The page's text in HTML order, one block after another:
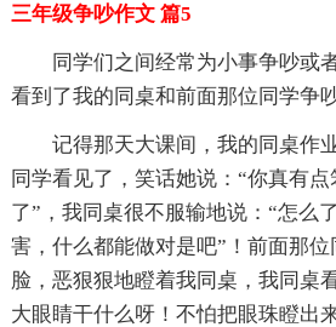
三年级争吵作文 篇5
同学们之间经常为小事争吵或
看到了我的同桌和前面那位同学争
记得那天大课间，我的同桌作
同学看见了，笑话她说：“你真有
了”，我同桌很不服输地说：“怎么
害，什么都能做对是吧”！前面那
脸，恶狠狠地瞪着我同桌，我同桌
大眼睛干什么呀！不怕把眼珠瞪出